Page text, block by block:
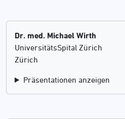
Dr. med. Michael Wirth
UniversitätsSpital Zürich
Zürich
Präsentationen anzeigen